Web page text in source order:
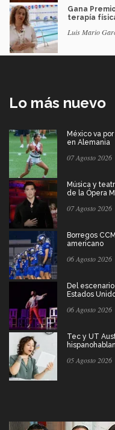
Gana
terapía
Luis Mario
Lo más nuevo
México va
en Alemania
07 Agosto 2026
Música y
de la Ópera
07 Agosto 2026
Borregos
americano
06 Agosto 2026
Del
Estados
06 Agosto 2026
Tec y UT
05 Agosto 2026